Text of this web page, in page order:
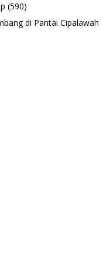
(590)
di Pantai Cipalawah